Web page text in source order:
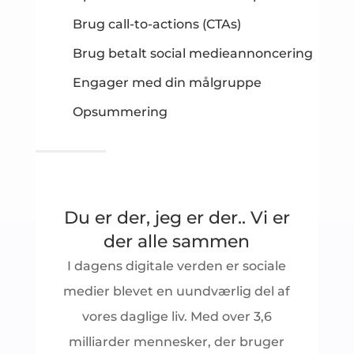
Brug call-to-actions (CTAs)
Brug betalt social medieannoncering
Engager med din målgruppe
Opsummering
Du er der, jeg er der.. Vi er
der alle sammen
I dagens digitale verden er sociale
medier blevet en uundværlig del af
vores daglige liv. Med over 3,6
milliarder mennesker, der bruger